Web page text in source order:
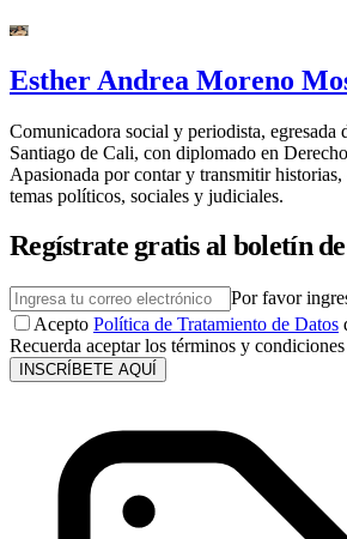
Esther Andrea Moreno
Comunicadora social y periodista, egresada
Santiago de Cali, con diplomado en
Apasionada por contar y transmitir
temas políticos, sociales y judiciales.
Regístrate gratis al boletín
Por favor
Acepto Política de Tratamiento de Datos
Recuerda aceptar los términos y
INSCRÍBETE AQUÍ